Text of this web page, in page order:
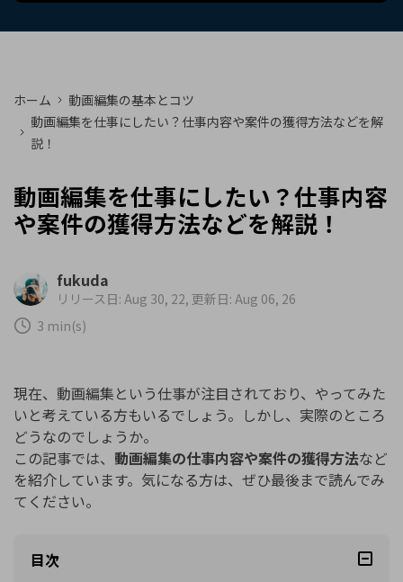
ホーム
動画編集の基本とコツ
動画編集を仕事にしたい？仕事内容や案件の獲得方法などを解
説！
動画編集を仕事にしたい？仕事内容
や案件の獲得方法などを解説！
fukuda
リリース日: Aug 30, 22, 更新日: Aug 06, 26
3 min(s)
現在、動画編集という仕事が注目されており、やってみた
いと考えている方もいるでしょう。しかし、実際のところ
どうなのでしょうか。
この記事では、 動画編集の仕事内容や案件の獲得方法など
を紹介しています。気になる方は、ぜひ最後まで読んでみ
てください。
目次